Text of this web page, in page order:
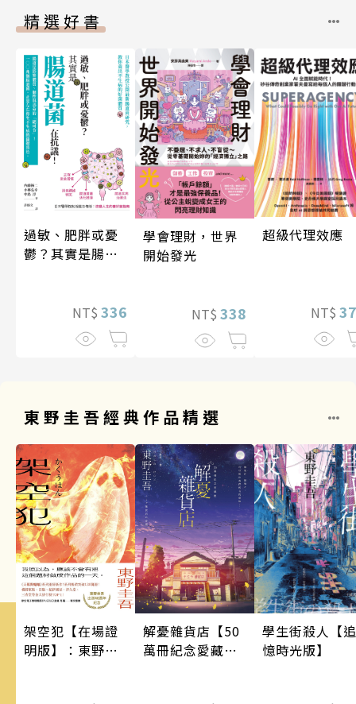
精選好書
過敏、肥胖或憂
鬱？其實是腸道
NT$ 336
學會理財，世界
開始發光
NT$ 338
超級代理效應
NT$
東野圭吾經典作品精選
架空犯【在場證
明版】：東野圭
解憂雜貨店【50
萬冊紀念愛藏
學生街殺人【追
憶時光版】